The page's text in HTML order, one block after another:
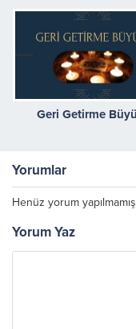
Geri Getirme
Yorumlar
Henüz yorum
Yorum Yaz